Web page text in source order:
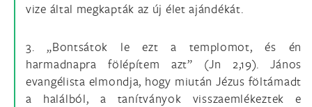
vize által megkapták az új élet ajándékát.
3. „Bontsátok le ezt a templomot, és én
harmadnapra fölépítem azt” (Jn 2,19). János
evangélista elmondja, hogy miután Jézus föltámadt
a halálból, a tanítványok visszaemlékeztek e